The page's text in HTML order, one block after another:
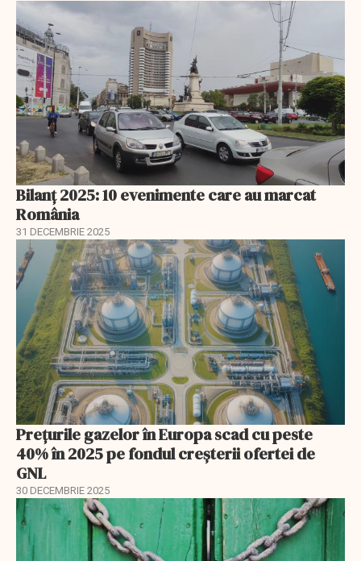
Bilanț 2025: 10 evenimente care au marcat
România
31 DECEMBRIE 2025
Prețurile gazelor în Europa scad cu peste
40% în 2025 pe fondul creșterii ofertei de
GNL
30 DECEMBRIE 2025